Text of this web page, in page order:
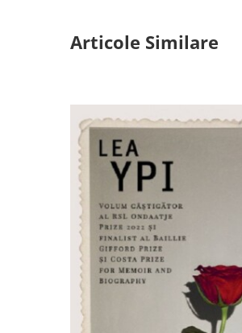
Articole Similare